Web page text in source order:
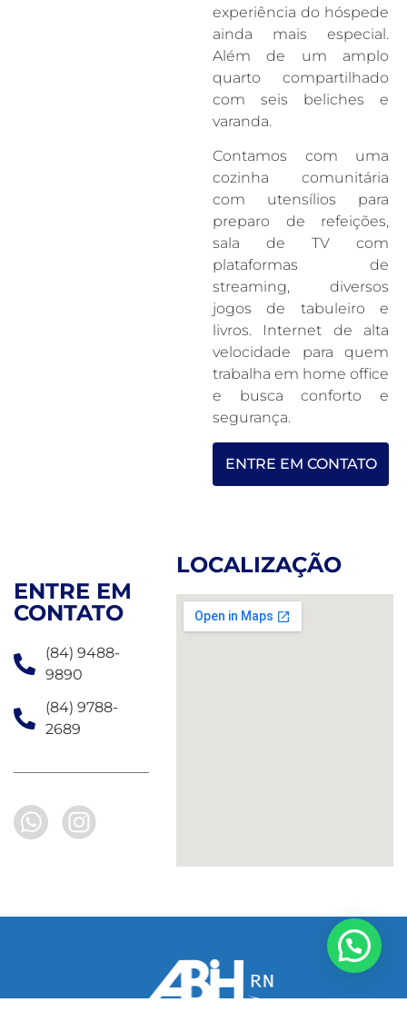
experiência do hóspede
ainda mais especial.
Além de um amplo
quarto compartilhado
com seis beliches e
varanda.
Contamos com uma
cozinha comunitária
com utensílios para
preparo de refeições,
sala de TV com
plataformas de
streaming, diversos
jogos de tabuleiro e
livros. Internet de alta
velocidade para quem
trabalha em home office
e busca conforto e
segurança.
ENTRE EM CONTATO
ENTRE EM
CONTATO
(84) 9488-
9890
(84) 9788-
2689
LOCALIZAÇÃO